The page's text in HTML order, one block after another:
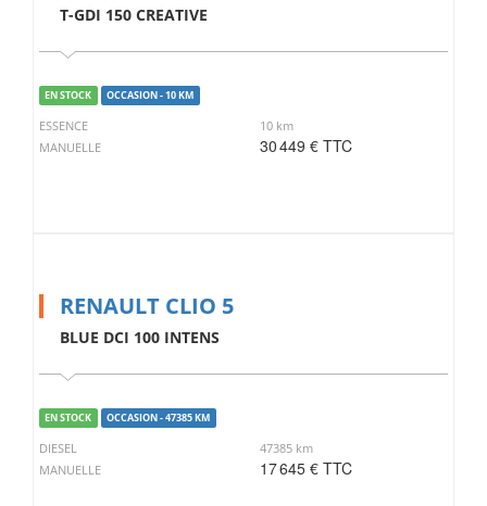
T-GDI 150 CREATIVE
EN STOCK OCCASION - 10 KM
ESSENCE
10 km
MANUELLE
30 449 € TTC
RENAULT CLIO 5
BLUE DCI 100 INTENS
EN STOCK OCCASION - 47385 KM
DIESEL
47385 km
MANUELLE
17 645 € TTC